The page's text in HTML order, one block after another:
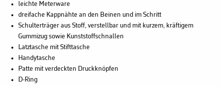
leichte Meterware
dreifache Kappnähte an den Beinen und im Schritt
Schulterträger aus Stoff, verstellbar und mit kurzem, kräftigem
Gummizug sowie Kunststoffschnallen
Latztasche mit Stifttasche
Handytasche
Patte mit verdeckten Druckknöpfen
D-Ring